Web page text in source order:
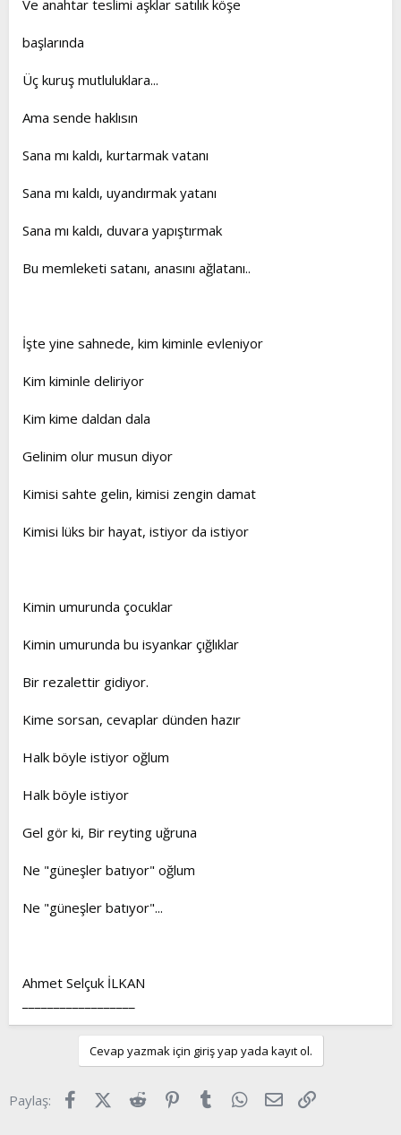
Ve anahtar teslimi aşklar satılık köşe
başlarında
Üç kuruş mutluluklara...
Ama sende haklısın
Sana mı kaldı, kurtarmak vatanı
Sana mı kaldı, uyandırmak yatanı
Sana mı kaldı, duvara yapıştırmak
Bu memleketi satanı, anasını ağlatanı..
İşte yine sahnede, kim kiminle evleniyor
Kim kiminle deliriyor
Kim kime daldan dala
Gelinim olur musun diyor
Kimisi sahte gelin, kimisi zengin damat
Kimisi lüks bir hayat, istiyor da istiyor
Kimin umurunda çocuklar
Kimin umurunda bu isyankar çığlıklar
Bir rezalettir gidiyor.
Kime sorsan, cevaplar dünden hazır
Halk böyle istiyor oğlum
Halk böyle istiyor
Gel gör ki, Bir reyting uğruna
Ne "güneşler batıyor" oğlum
Ne "güneşler batıyor"...
Ahmet Selçuk İLKAN
Cevap yazmak için giriş yap yada kayıt ol.
Paylaş: FacebookX (Twitter)
Reddit Pinterest
Tumblr WhatsApp
E-posta